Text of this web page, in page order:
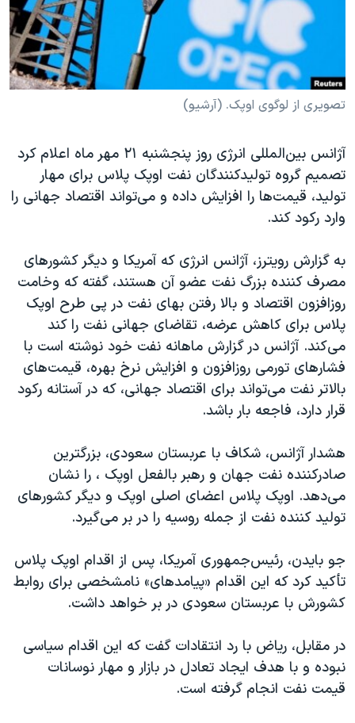
فرهنگ و زندگی
حقوق شهروندی
اقتصادی
علم و فناوری
گالری عکس
آرشیو پخش زنده
مستندها
انتخابات ریاست جمهوری آمریکا ۲۰۲۴
حمله جمهوری اسلامی به اسرائیل
رمز مهسا
اعتراضات زن، زندگی، آزادی
مجموعه مستندهای دادخواهی
تریبونال مردمی آبان ۹۸
چهل سال گروگان‌گیری
قانون شفافیت دارائی کادر رهبری ایران
اعتراضات مردمی آبان ۹۸
اسرائیل در جنگ
نرگس محمدی برنده جایزه نوبل صلح
همایش محافظه‌کاران آمریکا «سی‌پک»
سفر پرزیدنت ترامپ به چین
دنبال کنید
تصویری از لوگوی اوپک. (آرشیو)
آژانس بین‌المللی انرژی روز پنجشنبه ۲۱ مهر ماه اعلام کرد
تصمیم گروه تولیدکنندگان نفت اوپک پلاس برای مهار
تولید، قیمت‌ها را افزایش داده و می‌تواند اقتصاد جهانی را
وارد رکود کند.
به گزارش رویترز، آژانس انرژی که آمریکا و دیگر کشورهای
مصرف کننده بزرگ نفت عضو آن هستند، گفته که وخامت
روزافزون اقتصاد و بالا رفتن بهای نفت در پی طرح اوپک
پلاس برای کاهش عرضه، تقاضای جهانی نفت را کند
می‌کند. آژانس در گزارش ماهانه نفت خود نوشته است با
فشارهای تورمی روزافزون و افزایش نرخ بهره، قیمت‌های
بالاتر نفت می‌تواند برای اقتصاد جهانی، که در آستانه رکود
قرار دارد، فاجعه بار باشد.
هشدار آژانس، شکاف با عربستان سعودی، بزرگترین
صادرکننده نفت جهان و رهبر بالفعل اوپک ، را نشان
می‌دهد. اوپک پلاس اعضای اصلی اوپک و دیگر کشورهای
تولید کننده نفت از جمله روسیه را در بر می‌گیرد.
جو بایدن، رئیس‌جمهوری آمریکا، پس از اقدام اوپک پلاس
تأکید کرد که این اقدام «پیامدهای» نامشخصی برای روابط
کشورش با عربستان سعودی در بر خواهد داشت.
در مقابل، ریاض با رد انتقادات گفت که این اقدام سیاسی
نبوده و با هدف ایجاد تعادل در بازار و مهار نوسانات
قیمت نفت انجام گرفته است.